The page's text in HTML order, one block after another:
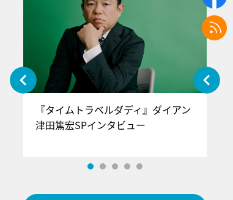
『タイムトラベルダディ』ダイアン
津田篤宏SPインタビュー